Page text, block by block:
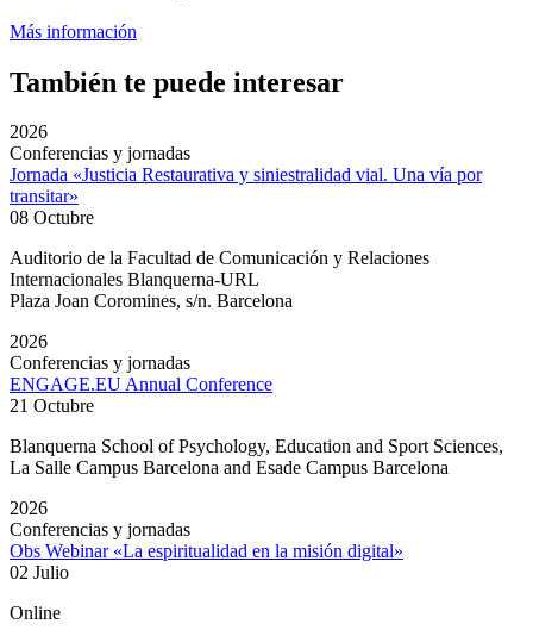
Más información
También te puede interesar
2026
Conferencias y jornadas
Jornada «Justicia Restaurativa y siniestralidad vial. Una vía por
transitar»
08 Octubre
Auditorio de la Facultad de Comunicación y Relaciones
Internacionales Blanquerna-URL
Plaza Joan Coromines, s/n. Barcelona
2026
Conferencias y jornadas
ENGAGE.EU Annual Conference
21 Octubre
Blanquerna School of Psychology, Education and Sport Sciences,
La Salle Campus Barcelona and Esade Campus Barcelona
2026
Conferencias y jornadas
Obs Webinar «La espiritualidad en la misión digital»
02 Julio
Online